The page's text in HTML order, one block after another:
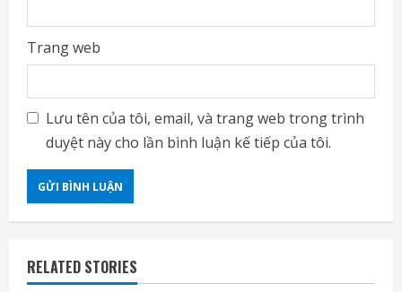
Trang web
Lưu tên của tôi, email, và trang web trong trình
duyệt này cho lần bình luận kế tiếp của tôi.
RELATED STORIES